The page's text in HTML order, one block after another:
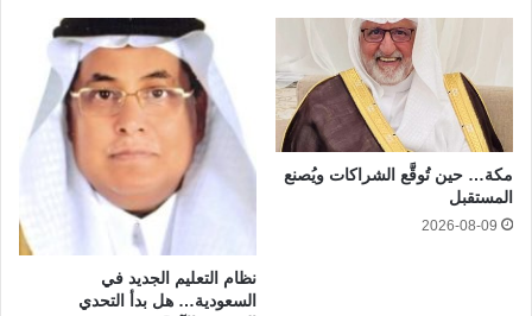
مكة… حين تُوقَّع الشراكات ويُصنع
المستقبل
2026-08-09
نظام التعليم الجديد في
السعودية… هل بدأ التحدي